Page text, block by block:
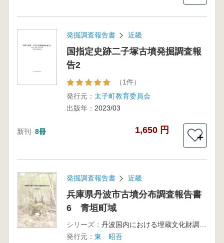
発掘調査報告書 近畿
国指定史跡二子塚古墳発掘調査報
告2
（1件）
発行元： 太子町教育委員会
出版年： 2023/03
新刊 8冊 1,650 円
＋
発掘調査報告書 近畿
兵庫県丹波市古墳分布調査報告書
6 青垣町域
シリーズ：
発行元： 東 昭吾